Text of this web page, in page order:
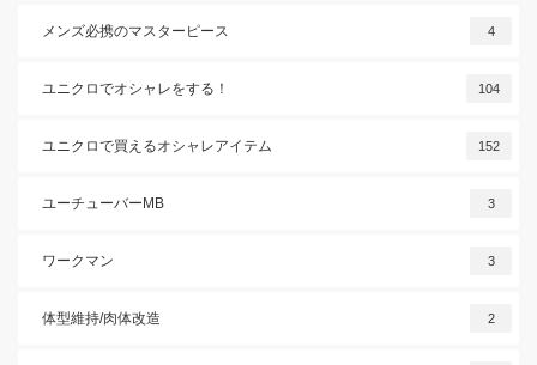
メンズ必携のマスターピース 4
ユニクロでオシャレをする！ 104
ユニクロで買えるオシャレアイテム 152
ユーチューバーMB 3
ワークマン 3
体型維持/肉体改造 2